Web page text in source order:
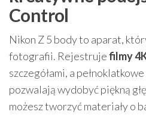
Control
Nikon Z 5 body to aparat,
fotografii. Rejestrujefilmy
szczegółami, a
pozwalają wydobyć piękną
możesz tworzyć materiały o